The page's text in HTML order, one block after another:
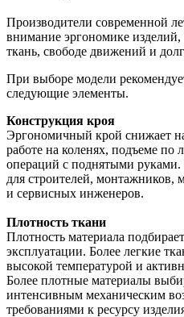
Производители современной
внимание эргономике
ткань, свободе движений и
При выборе модели
следующие элементы.
Конструкция кроя
Эргономичный крой снижает
работе на коленях, подъеме
операций с поднятыми
для строителей, монтажников,
и сервисных инженеров.
Плотность ткани
Плотность материала
эксплуатации. Более легкие
высокой температурой и
Более плотные материалы
интенсивным механическим
требованиями к ресурсу